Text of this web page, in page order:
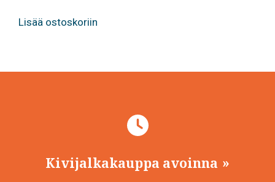
Lisää ostoskoriin
Kivijalkakauppa avoinna